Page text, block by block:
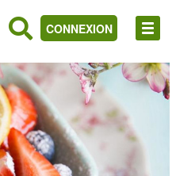
CONNEXION